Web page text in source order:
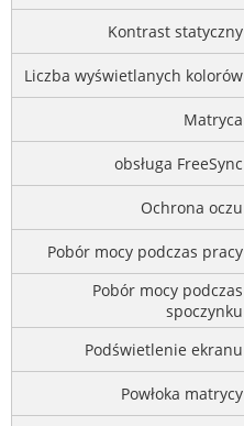
Kontrast statyczny
Liczba wyświetlanych kolorów
Matryca
obsługa FreeSync
Ochrona oczu
Pobór mocy podczas pracy
Pobór mocy podczas
spoczynku
Podświetlenie ekranu
Powłoka matrycy